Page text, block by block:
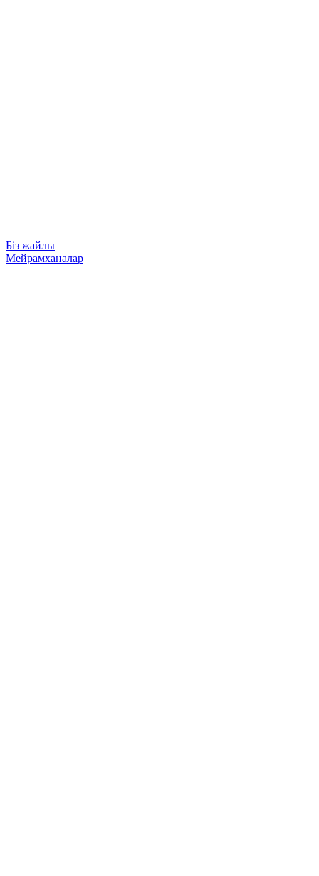
Біз жайлы
Мейрамханалар